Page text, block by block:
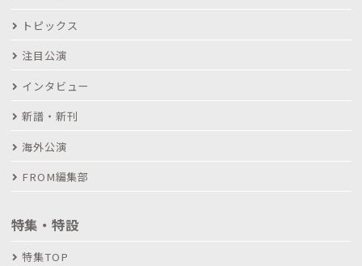
トピックス
注目公演
インタビュー
新譜・新刊
海外公演
FROM編集部
特集・特設
特集TOP